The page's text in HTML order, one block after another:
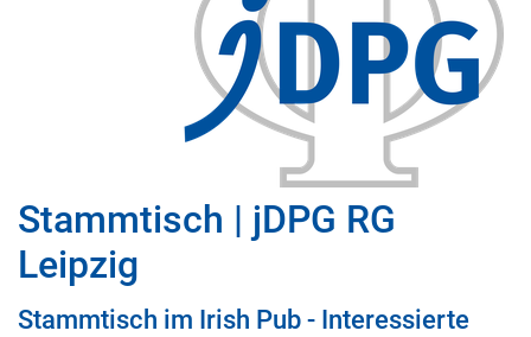
Stammtisch | jDPG RG
Leipzig
Stammtisch im Irish Pub - Interessierte